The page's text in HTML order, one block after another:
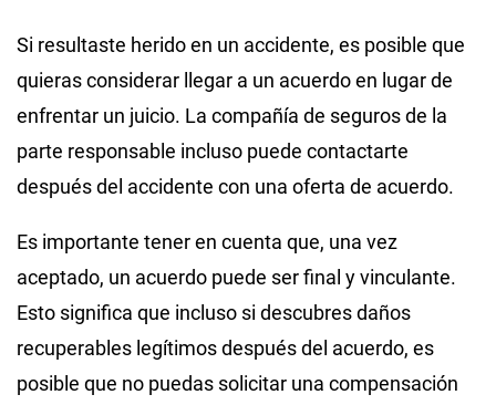
Si resultaste herido en un accidente, es posible que
quieras considerar llegar a un acuerdo en lugar de
enfrentar un juicio. La compañía de seguros de la
parte responsable incluso puede contactarte
después del accidente con una oferta de acuerdo.
Es importante tener en cuenta que, una vez
aceptado, un acuerdo puede ser final y vinculante.
Esto significa que incluso si descubres daños
recuperables legítimos después del acuerdo, es
posible que no puedas solicitar una compensación